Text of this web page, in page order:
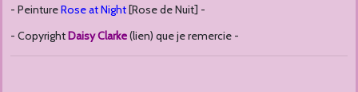
- PeintureRose at Night[Rose de Nuit] -
- CopyrightDaisy Clarke(lien) que je remercie -